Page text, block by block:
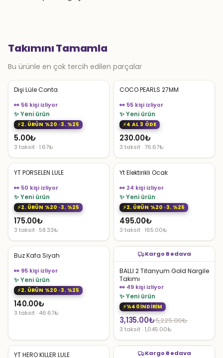
Takımını Tamamla
Bu ürünle en çok tercih edilen parçalar
Dişi Lüle Conta
👀 56 kişi izliyor
✨ Yeni ürün
2. ÜRÜN %20 · 3. %25
5.00₺
3 taksit · 1.67₺
COCO PEARLS 27MM
👀 55 kişi izliyor
✨ Yeni ürün
4 AL 3 ÖDE
230.00₺
3 taksit · 76.67₺
YT PORSELEN LULE
👀 50 kişi izliyor
✨ Yeni ürün
2. ÜRÜN %20 · 3. %25
175.00₺
3 taksit · 58.33₺
Yt Elektirikli Ocak
👀 24 kişi izliyor
✨ Yeni ürün
2. ÜRÜN %20 · 3. %25
495.00₺
3 taksit · 165.00₺
Buz Kafa Siyah
👀 95 kişi izliyor
✨ Yeni ürün
2. ÜRÜN %20 · 3. %25
140.00₺
3 taksit · 46.67₺
Kargo Bedava
BALLI 2 Titanyum Gold Nargile
Takımı
👀 49 kişi izliyor
✨ Yeni ürün
%40 İNDİRİM
5,225.00₺
Orijinal
fiyat:
5,225.00₺.
3,135.00₺
Şu
andaki
fiyat:
3 taksit · 1,045.00₺
YT HERO KILLER LULE Kargo Bedava